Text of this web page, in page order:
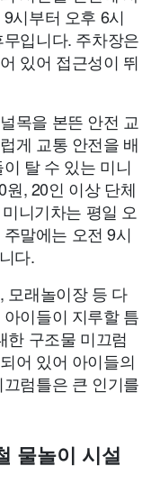
시부터 오후 6시
입니다. 주차장은
있어 접근성이 뛰
목을 본뜬 안전 교
게 교통 안전을 배
탈 수 있는 미니
, 20인 이상 단체
니기차는 평일 오
말에는 오전 9시
다.
모래놀이장 등 다
이들이 지루할 틈
한 구조물 미끄럼
어 있어 아이들의
럼틀은 큰 인기를
물놀이 시설